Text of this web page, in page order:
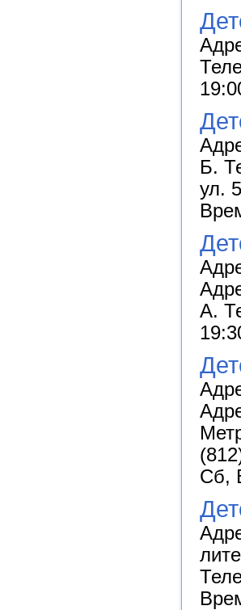
Б.
ул.
А.
Сб,